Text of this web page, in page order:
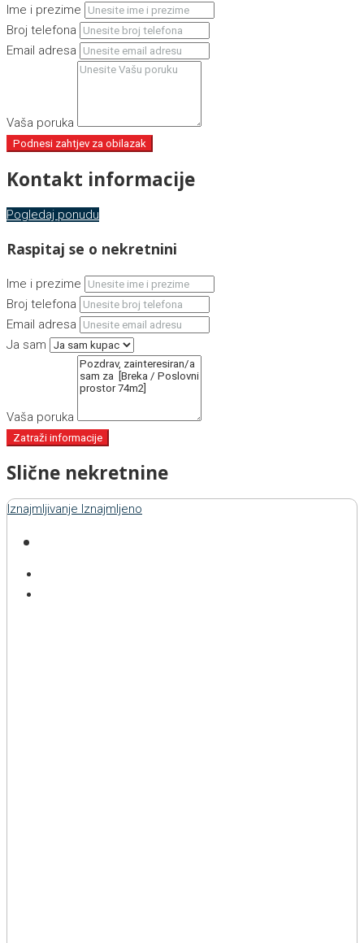
Ime i prezime
Broj telefona
Email adresa
Vaša poruka
Podnesi zahtjev za obilazak
Kontakt informacije
Pogledaj ponudu
Raspitaj se o nekretnini
Ime i prezime
Broj telefona
Email adresa
Ja sam
Vaša poruka
Zatraži informacije
Slične nekretnine
Iznajmljivanje Iznajmljeno